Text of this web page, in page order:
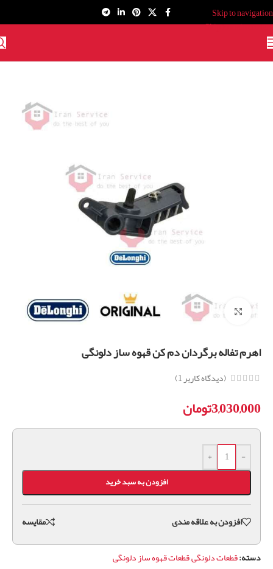
Skip to navigation
Skip to main content
برای بزرگنمایی کلیک کنید
اهرم تفاله برگردان دم کن قهوه ساز دلونگی
(دیدگاه کاربر1
)
3,030,000تومان
-
+
افزودن به سبد خرید
افزودن به علاقه مندی مقايسه
دسته:قطعات دلونگی,قطعات قهوه ساز دلونگی